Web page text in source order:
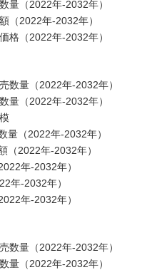
量（2022年-2032年）
（2022年-2032年）
格（2022年-2032年）
数量（2022年-2032年）
量（2022年-2032年）
量（2022年-2032年）
（2022年-2032年）
年-2032年）
年-2032年）
年-2032年）
数量（2022年-2032年）
量（2022年-2032年）